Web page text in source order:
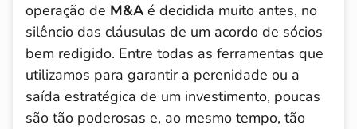
operação de M&A é decidida muito antes, no
silêncio das cláusulas de um acordo de sócios
bem redigido. Entre todas as ferramentas que
utilizamos para garantir a perenidade ou a
saída estratégica de um investimento, poucas
são tão poderosas e, ao mesmo tempo, tão